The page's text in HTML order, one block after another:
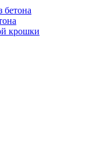
бетона
крошки